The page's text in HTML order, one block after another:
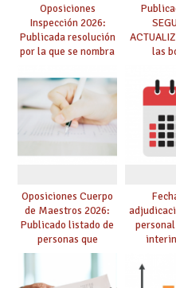
Oposiciones
Inspección 2026:
Publicada resolución
por la que se nombra
prácticas, se regulan
dichas prácticas y se
convoca acto público
de adjudicación
las
Cuerpo
de
Oposiciones Cuerpo
de Maestros 2026:
Publicado listado de
personas que
adquieren nueva
especialidad